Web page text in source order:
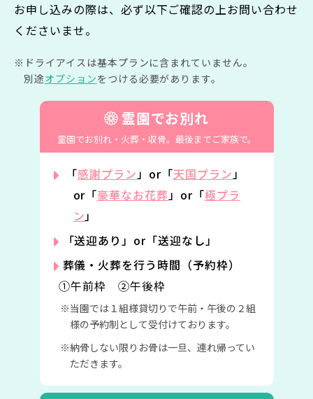
お申し込みの際は、必ず以下ご確認の上お問い合わせ
くださいませ。
ドライアイスは基本プランに含まれていません。
別途オプションをつける必要があります。
霊園でお別れ
霊園でお別れ・火葬・収骨。 最後までご家族で。
「感謝プラン」or「天国プラン」
or「豪華なお花葬」or「極プラ
ン」
「送迎あり」or「送迎なし」
葬儀・火葬を行う時間（予約枠）
①午前枠 ②午後枠
当園では１組様貸切りで午前・午後の２組
様の予約制として受付けております。
納骨しない限りお骨は一旦、連れ帰ってい
ただきます。